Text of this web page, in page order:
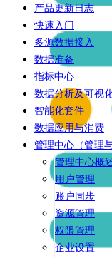
产品更新日志
快速入门
多源数据接入
数据准备
指标中心
数据分析及可视
智能化套件
数据应用与消费
管理中心（管理
管理中心概
用户管理
账户同步
资源管理
权限管理
企业设置